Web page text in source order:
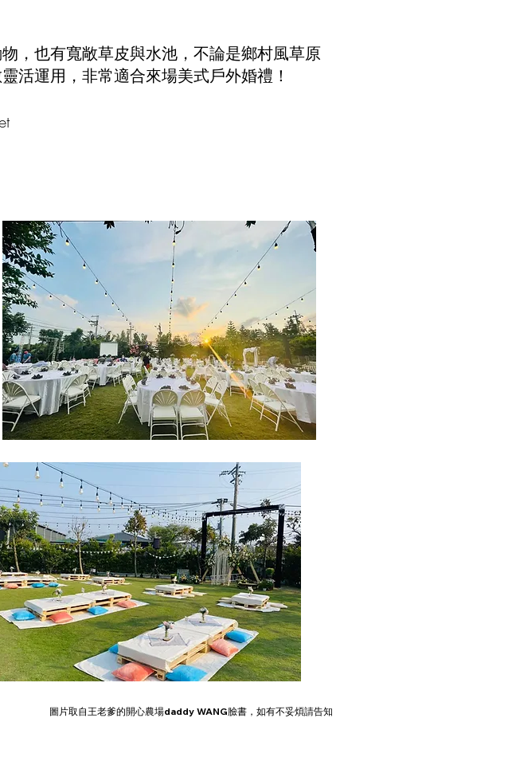
，也有寬敞草皮與水池，不論是鄉村風草原
活運用，非常適合來場美式戶外婚禮！
圖片取自王老爹的開心農場daddy WANG臉書 ，如有不妥煩請告知